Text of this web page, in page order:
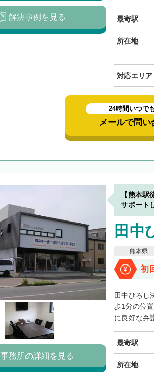
最寄駅
所在地
対応エリア
解決事例を見る
24時間いつで
メールで問い
【熊本
サポート
田中
熊本県
初
田中ひろし
歩1分の位
に良好な弁
最寄駅
所在地
事務所の詳細を見る